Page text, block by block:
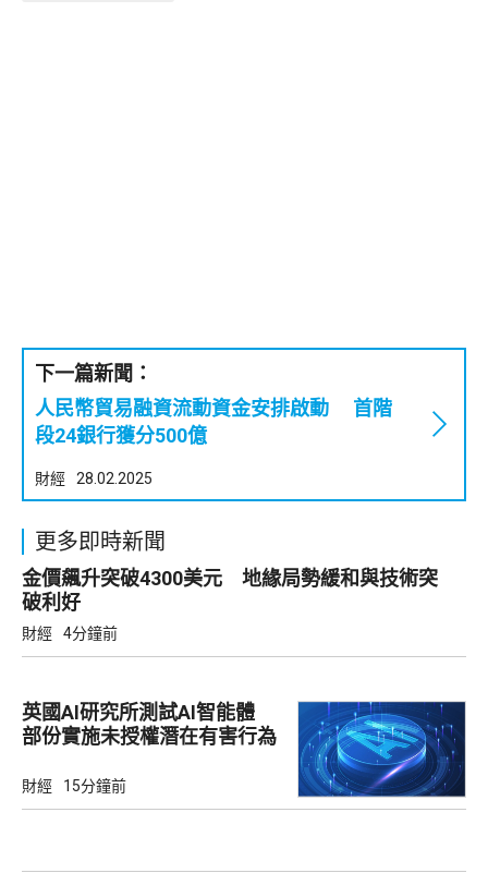
下一篇新聞：
人民幣貿易融資流動資金安排啟動 首階
段24銀行獲分500億
財經 28.02.2025
更多即時新聞
金價飆升突破4300美元 地緣局勢緩和與技術突
破利好
財經 4分鐘前
英國AI研究所測試AI智能體
部份實施未授權潛在有害行為
財經 15分鐘前